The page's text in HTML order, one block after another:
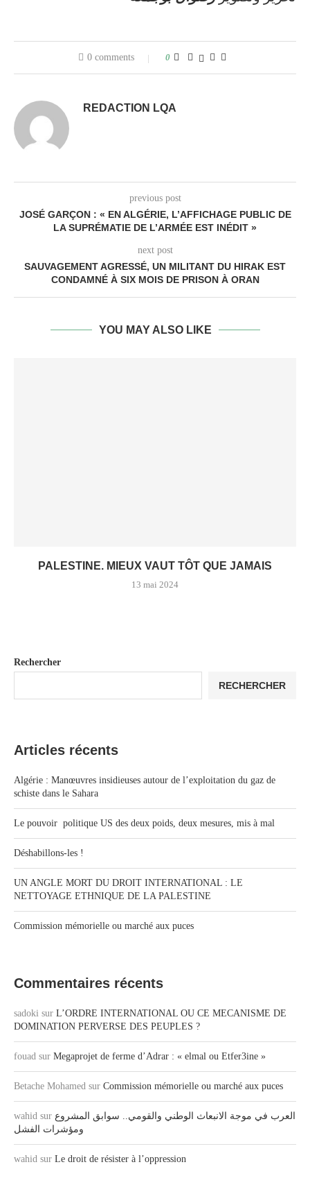
0 comments 0
REDACTION LQA
previous post
JOSÉ GARÇON : « EN ALGÉRIE, L’AFFICHAGE PUBLIC DE
LA SUPRÉMATIE DE L’ARMÉE EST INÉDIT »
next post
SAUVAGEMENT AGRESSÉ, UN MILITANT DU HIRAK EST
CONDAMNÉ À SIX MOIS DE PRISON À ORAN
YOU MAY ALSO LIKE
PALESTINE. MIEUX VAUT TÔT QUE JAMAIS
13 mai 2024
Rechercher
RECHERCHER
Articles récents
Algérie : Manœuvres insidieuses autour de l’exploitation du gaz de
schiste dans le Sahara
Le pouvoir politique US des deux poids, deux mesures, mis à mal
Déshabillons-les !
UN ANGLE MORT DU DROIT INTERNATIONAL : LE
NETTOYAGE ETHNIQUE DE LA PALESTINE
Commission mémorielle ou marché aux puces
Commentaires récents
sadoki sur L’ORDRE INTERNATIONAL OU CE MECANISME DE
DOMINATION PERVERSE DES PEUPLES ?
fouad sur Megaprojet de ferme d’Adrar : « elmal ou Etfer3ine »
Betache Mohamed sur Commission mémorielle ou marché aux puces
wahid sur العرب في موجة الانبعاث الوطني والقومي.. سوابق المشروع
ومؤشرات الفشل
wahid sur Le droit de résister à l’oppression